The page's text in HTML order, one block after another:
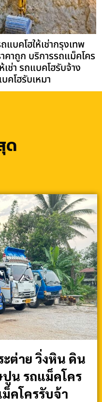
แบคโฮให้เช่ากรุงเทพ
คาถูก บริการรถแม็คโคร
เช่า รถแบคโฮรับจ้าง
คโฮรับเหมา
ด
ต่าย วิ่งหิน ดิน
น รถแม็คโคร
คโครรับจ้า